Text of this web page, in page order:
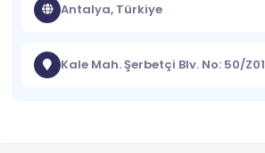
Antalya, Türkiye
Kale Mah. Şerbetçi Blv. No: 50/Z01